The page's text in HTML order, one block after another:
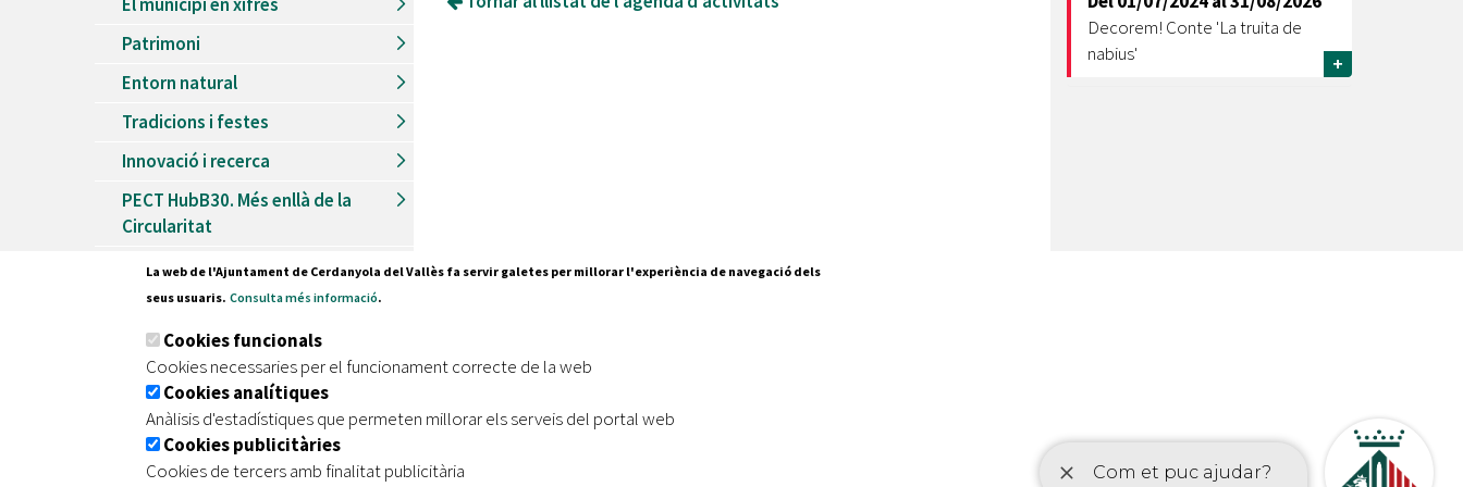
Patrimoni
Entorn natural
Tradicions i festes
Innovació i recerca
PECT HubB30. Més enllà de la
Circularitat
Butlletí municipal Riu Sec
Estiu
Observatori de la Ciutat
Decorem! Conte 'La truita de
nabius'
+
Pl. Francesc Layret, s/n
08290 Cerdanyola del Vallès,
La web de l'Ajuntament de Cerdanyola del Vallès fa servir galetes per millorar l'experiència de navegació dels
seus usuaris. Consulta més informació.
Cookies funcionals
Cookies necessaries per el funcionament correcte de la web
Cookies analítiques
Anàlisis d'estadístiques que permeten millorar els serveis del portal web
Cookies publicitàries
Cookies de tercers amb finalitat publicitària